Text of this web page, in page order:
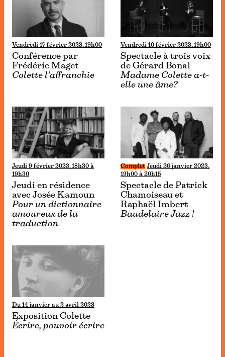
Vendredi 17 février 2023, 19h00
Conférence par
Frédéric Maget
Colette l’affranchie
Vendredi 10 février 2023, 19h00
Spectacle à trois voix
de Gérard Bonal
Madame Colette a-t-
elle une âme?
Jeudi 9 février 2023, 18h30 à
19h30
Jeudi en résidence
avec Josée Kamoun
Pour un dictionnaire
amoureux de la
traduction
Complet Jeudi 26 janvier 2023,
19h00 à 20h15
Spectacle de Patrick
Chamoiseau et
Raphaël Imbert
Baudelaire Jazz !
Du 14 janvier au 2 avril 2023
Exposition Colette
Écrire, pouvoir écrire